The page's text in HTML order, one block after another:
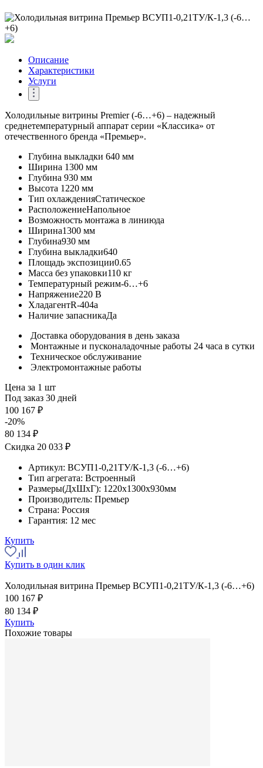
Описание
Характеристики
Услуги
Холодильные витрины Premier (-6…+6) – надежный
среднетемпературный аппарат серии «Классика» от
отечественного бренда «Премьер».
Глубина выкладки 640 мм
Ширина 1300 мм
Глубина 930 мм
Высота 1220 мм
Тип охлажденияСтатическое
РасположениеНапольное
Возможность монтажа в линиюда
Ширина1300 мм
Глубина930 мм
Глубина выкладки640
Площадь экспозиции0.65
Масса без упаковки110 кг
Температурный режим-6…+6
Напряжение220 В
ХладагентR-404a
Наличие запасникаДа
Доставка оборудования в день заказа
Монтажные и пусконаладочные работы 24 часа в сутки
Техническое обслуживание
Электромонтажные работы
Цена за 1 шт
Под заказ 30 дней
100 167 ₽
-20%
80 134 ₽
Скидка 20 033 ₽
Артикул: ВСУП1-0,21ТУ/К-1,3 (-6…+6)
Тип агрегата: Встроенный
Размеры(ДхШхГ): 1220x1300x930мм
Производитель: Премьер
Страна: Россия
Гарантия: 12 мес
Купить
Купить в один клик
Холодильная витрина Премьер ВСУП1-0,21ТУ/К-1,3 (-6…+6)
100 167 ₽
80 134 ₽
Купить
Похожие товары